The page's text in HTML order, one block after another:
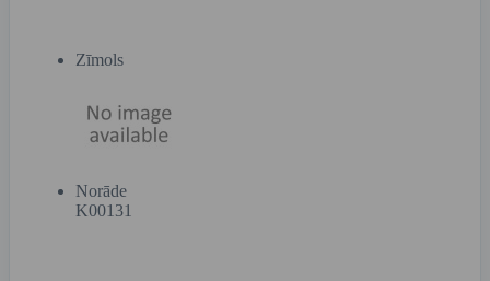
Zīmols
Norāde
K00131